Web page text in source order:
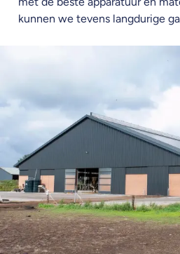
kunnen we tevens langdurige